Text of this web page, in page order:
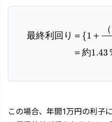
最終利回り ＝ {1 ＋
（
＝約1.43
この場合、年間1万円の利子